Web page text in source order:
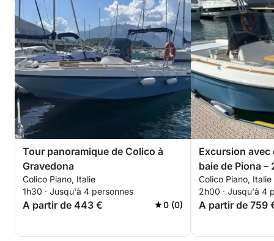
Tour panoramique de Colico à
Gravedona
Colico Piano, Italie
1h30 · Jusqu'à 4 personnes
A partir de 443 € 0 (0)
Excursion avec
baie de Piona
le lac au départ
Colico Piano, Italie
2h00 · Jusqu'à 4
A partir de 759